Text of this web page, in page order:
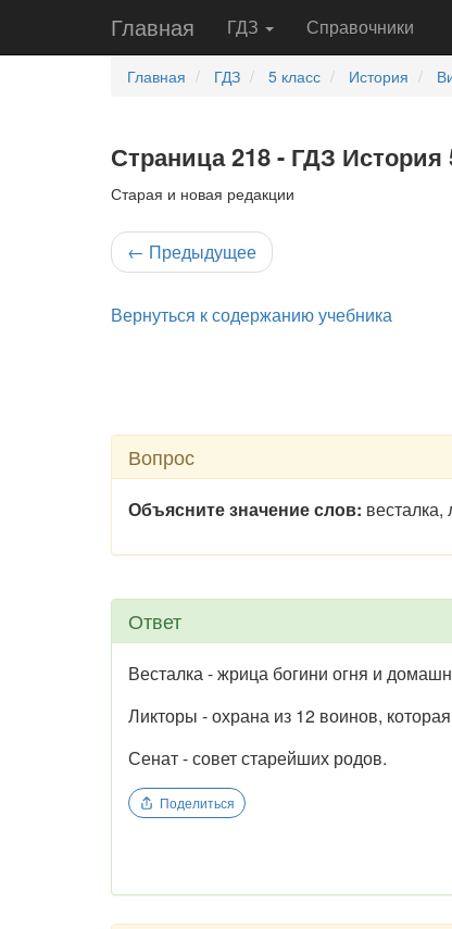
Главная ГДЗ Справочники
Главная ГДЗ 5 класс История
Страница 218 - ГДЗ
Старая и новая редакции
← Предыдущее
Вернуться к содержанию учебника
Вопрос
Объясните значение слов: весталка,
Ответ
Весталка - жрица богини огня и
Ликторы - охрана из 12 воинов,
Сенат - совет старейших родов.
Поделиться